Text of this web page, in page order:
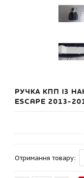
РУЧКА КПП ІЗ
ESCAPE 2013-
Отримання товару: